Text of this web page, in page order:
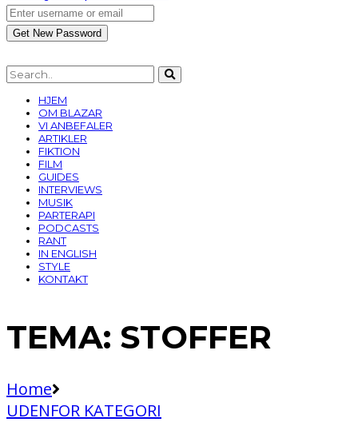
HJEM
OM BLAZAR
VI ANBEFALER
ARTIKLER
FIKTION
FILM
GUIDES
INTERVIEWS
MUSIK
PARTERAPI
PODCASTS
RANT
IN ENGLISH
STYLE
KONTAKT
TEMA: STOFFER
Home
UDENFOR KATEGORI